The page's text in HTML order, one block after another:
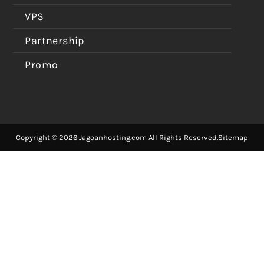
VPS
Partnership
Promo
Copyright © 2026 Jagoanhosting.com All Rights Reserved.Sitemap